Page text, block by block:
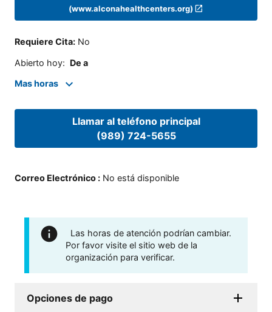
(www.alconahealthcenters.org)
Requiere Cita: No
Abierto hoy: De a
Mas horas
Llamar al teléfono principal
(989) 724-5655
Correo Electrónico : No está disponible
Las horas de atención podrían cambiar.
Por favor visite el sitio web de la
organización para verificar.
Opciones de pago